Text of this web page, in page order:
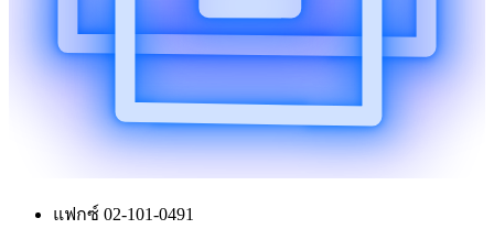
แฟกซ์ 02-101-0491